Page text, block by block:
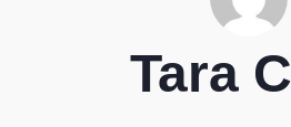
Tara